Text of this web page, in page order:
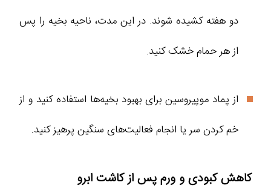
دو هفته کشیده شوند. در این مدت، ناحیه بخیه را پس
از هر حمام خشک کنید.
از پماد موپیروسین برای بهبود بخیه‌ها استفاده کنید و از
خم کردن سر یا انجام فعالیت‌های سنگین پرهیز کنید.
کاهش کبودی و ورم پس از کاشت ابرو